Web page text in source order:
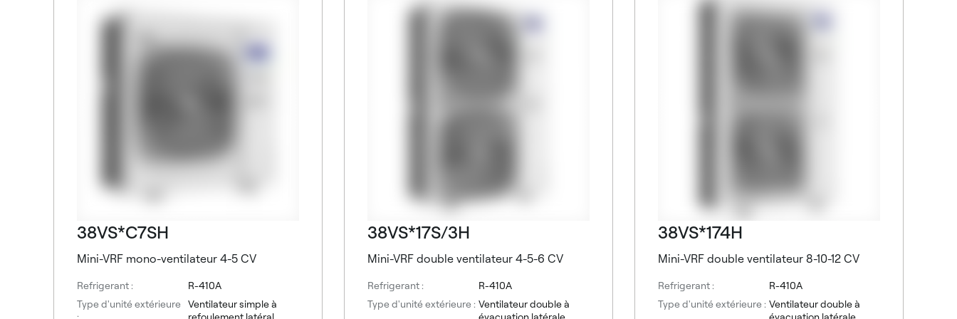
38VS*C7SH
Mini-VRF mono-ventilateur 4-5 CV
Refrigerant :
R-410A
Type d'unité extérieure
:
Ventilateur simple à
refoulement latéral
38VS*17S/3H
Mini-VRF double ventilateur 4-5-6 CV
Refrigerant :
R-410A
Type d'unité extérieure : Ventilateur double à
évacuation latérale
38VS*174H
Mini-VRF double ventilateur 8-10-12 CV
Refrigerant :
R-410A
Type d'unité extérieure : Ventilateur double à
évacuation latérale